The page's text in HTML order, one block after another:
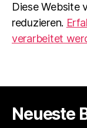
Diese Website
reduzieren.
verarbeitet
Neueste